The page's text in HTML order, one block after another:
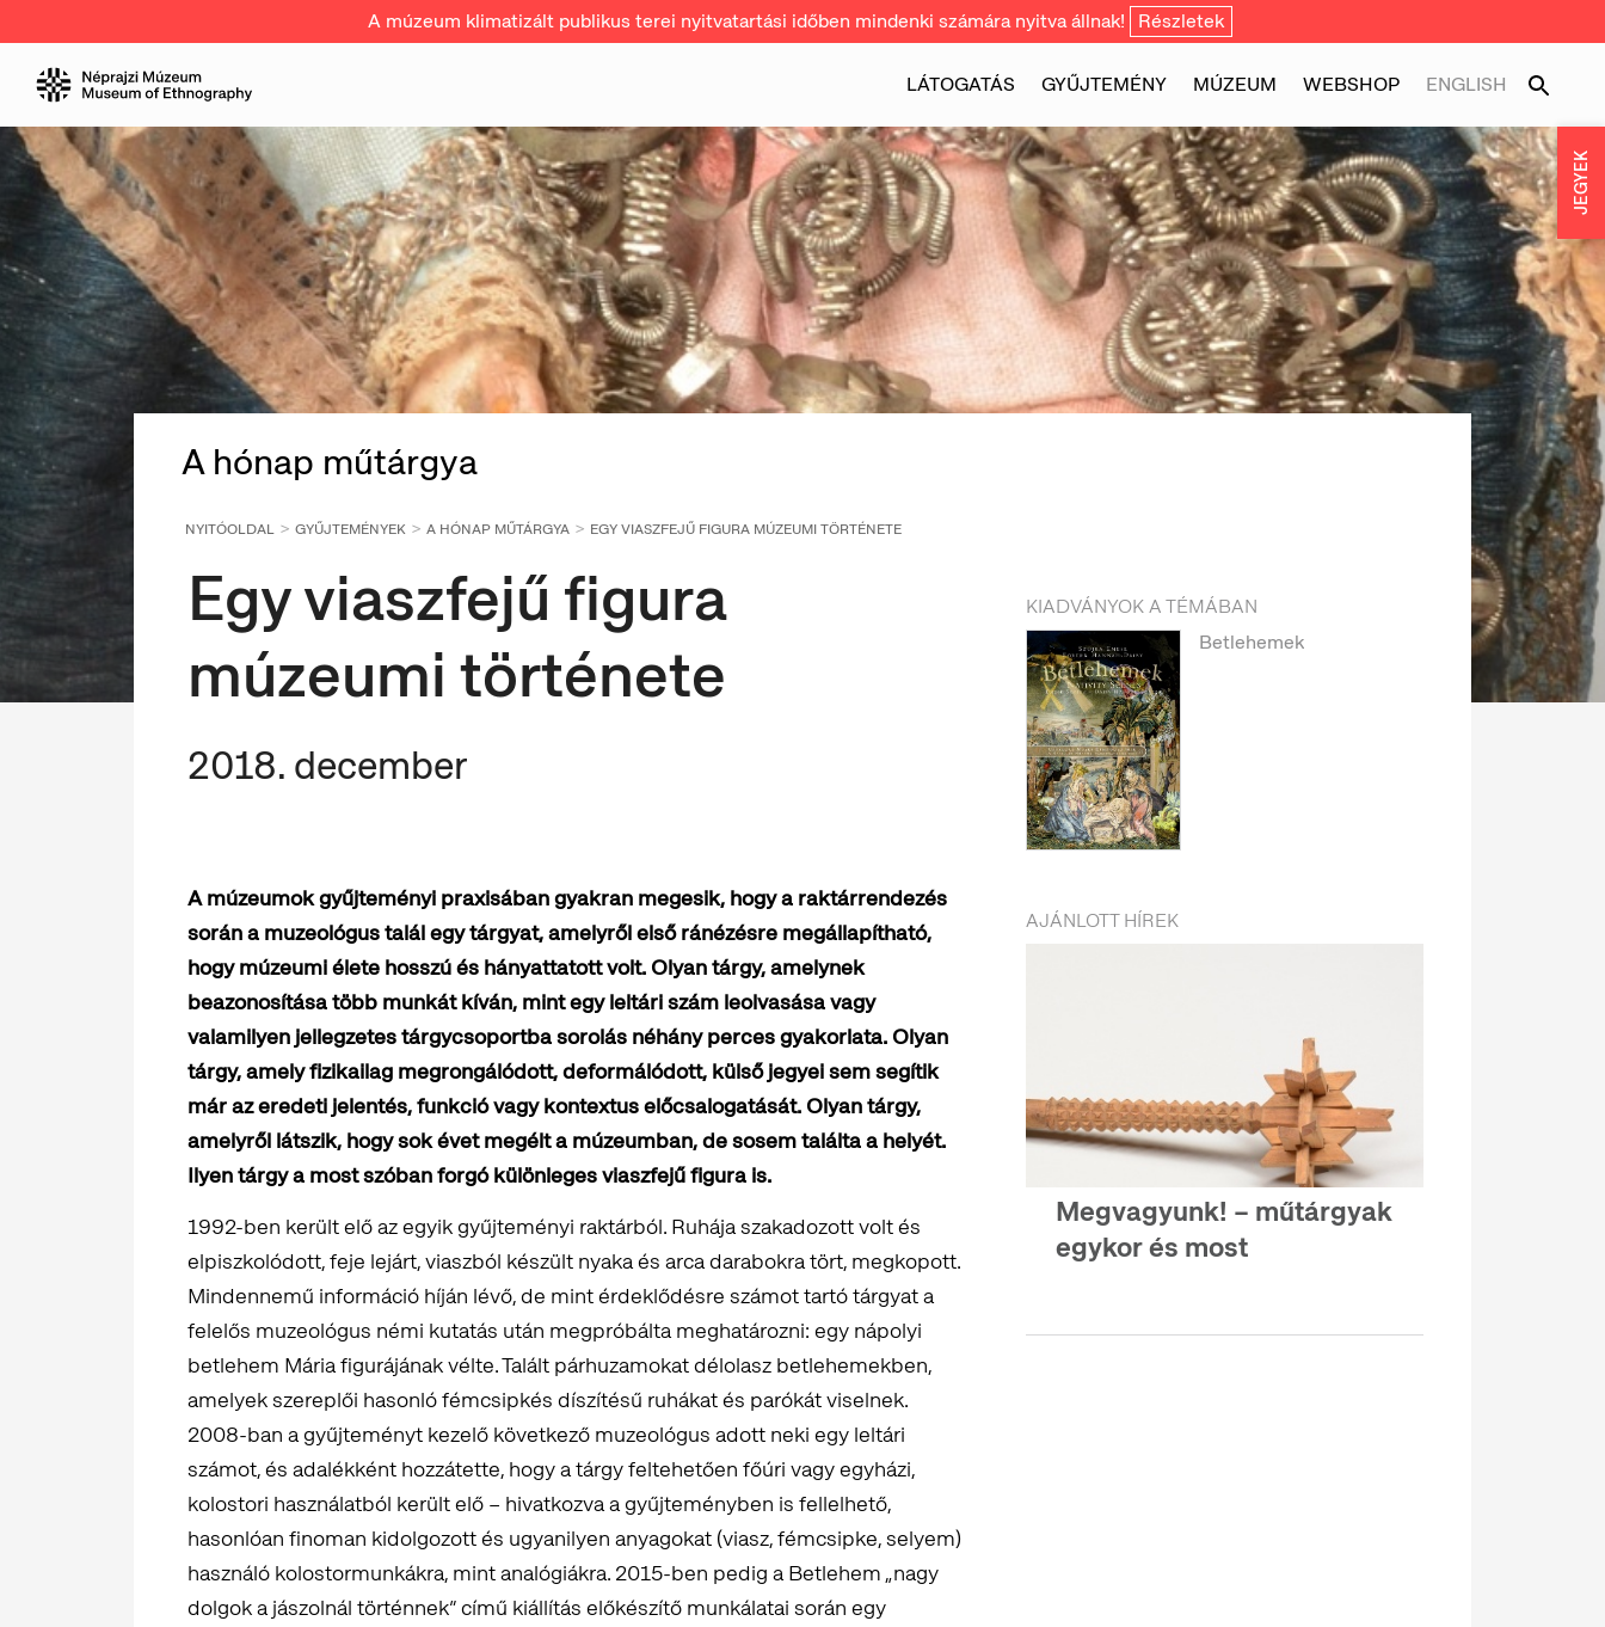
A múzeum klimatizált publikus terei nyitvatartási időben mindenki számára nyitva állnak! Részletek
LÁTOGATÁS GYŰJTEMÉNY MÚZEUM WEBSHOP ENGLISH
A hónap műtárgya
NYITÓOLDAL GYŰJTEMÉNYEK A HÓNAP MŰTÁRGYA EGY VIASZFEJŰ FIGURA MÚZEUMI TÖRTÉNETE
Egy viaszfejű figura
múzeumi története
2018. december
A múzeumok gyűjteményi praxisában gyakran megesik, hogy a raktárrendezés
során a muzeológus talál egy tárgyat, amelyről első ránézésre megállapítható,
hogy múzeumi élete hosszú és hányattatott volt. Olyan tárgy, amelynek
beazonosítása több munkát kíván, mint egy leltári szám leolvasása vagy
valamilyen jellegzetes tárgycsoportba sorolás néhány perces gyakorlata. Olyan
tárgy, amely fizikailag megrongálódott, deformálódott, külső jegyei sem segítik
már az eredeti jelentés, funkció vagy kontextus előcsalogatását. Olyan tárgy,
amelyről látszik, hogy sok évet megélt a múzeumban, de sosem találta a helyét.
Ilyen tárgy a most szóban forgó különleges viaszfejű figura is.
1992-ben került elő az egyik gyűjteményi raktárból. Ruhája szakadozott volt és
elpiszkolódott, feje lejárt, viaszból készült nyaka és arca darabokra tört, megkopott.
Mindennemű információ híján lévő, de mint érdeklődésre számot tartó tárgyat a
felelős muzeológus némi kutatás után megpróbálta meghatározni: egy nápolyi
betlehem Mária figurájának vélte. Talált párhuzamokat délolasz betlehemekben,
amelyek szereplői hasonló fémcsipkés díszítésű ruhákat és parókát viselnek.
2008-ban a gyűjteményt kezelő következő muzeológus adott neki egy leltári
számot, és adalékként hozzátette, hogy a tárgy feltehetően főúri vagy egyházi,
kolostori használatból került elő – hivatkozva a gyűjteményben is fellelhető,
hasonlóan finoman kidolgozott és ugyanilyen anyagokat (viasz, fémcsipke, selyem)
használó kolostormunkákra, mint analógiákra. 2015-ben pedig a Betlehem „nagy
dolgok a jászolnál történnek” című kiállítás előkészítő munkálatai során egy
KIADVÁNYOK A TÉMÁBAN
Betlehemek
AJÁNLOTT HÍREK
Megvagyunk! – műtárgyak
egykor és most
JEGYEK